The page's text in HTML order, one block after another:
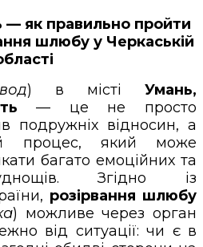
— як правильно пройти
шлюбу у Черкаській
) в місті Умань,
— це не просто
подружніх відносин, а
процес, який може
багато емоційних та
Згідно із
розірвання шлюбу
) можливе через орган
від ситуації: чи є в